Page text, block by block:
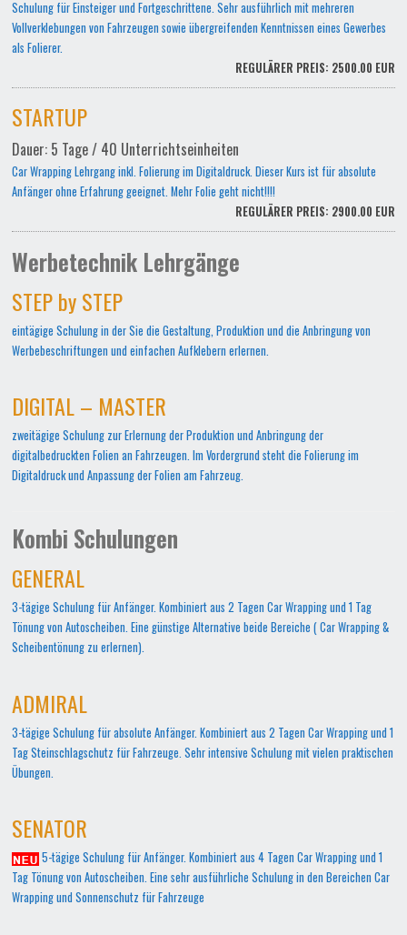
Schulung für Einsteiger und Fortgeschrittene. Sehr ausführlich mit mehreren
Vollverklebungen von Fahrzeugen sowie übergreifenden Kenntnissen eines Gewerbes
als Folierer.
REGULÄRER PREIS: 2500.00 EUR
STARTUP
Dauer: 5 Tage / 40 Unterrichtseinheiten
Car Wrapping Lehrgang inkl. Folierung im Digitaldruck. Dieser Kurs ist für absolute
Anfänger ohne Erfahrung geeignet. Mehr Folie geht nicht!!!!
REGULÄRER PREIS: 2900.00 EUR
Werbetechnik Lehrgänge
STEP by STEP
eintägige Schulung in der Sie die Gestaltung, Produktion und die Anbringung von
Werbebeschriftungen und einfachen Aufklebern erlernen.
DIGITAL – MASTER
zweitägige Schulung zur Erlernung der Produktion und Anbringung der
digitalbedruckten Folien an Fahrzeugen. Im Vordergrund steht die Folierung im
Digitaldruck und Anpassung der Folien am Fahrzeug.
Kombi Schulungen
GENERAL
3-tägige Schulung für Anfänger. Kombiniert aus 2 Tagen Car Wrapping und 1 Tag
Tönung von Autoscheiben. Eine günstige Alternative beide Bereiche ( Car Wrapping &
Scheibentönung zu erlernen).
ADMIRAL
3-tägige Schulung für absolute Anfänger. Kombiniert aus 2 Tagen Car Wrapping und 1
Tag Steinschlagschutz für Fahrzeuge. Sehr intensive Schulung mit vielen praktischen
Übungen.
SENATOR
5-tägige Schulung für Anfänger. Kombiniert aus 4 Tagen Car Wrapping und 1
Tag Tönung von Autoscheiben. Eine sehr ausführliche Schulung in den Bereichen Car
Wrapping und Sonnenschutz für Fahrzeuge